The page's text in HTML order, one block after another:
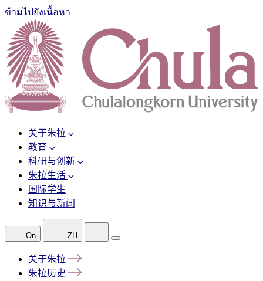
ข้ามไปยังเนื้อหา
关于朱拉
教育
科研与创新
朱拉生活
国际学生
知识与新闻
On ZH
关于朱拉
朱拉历史